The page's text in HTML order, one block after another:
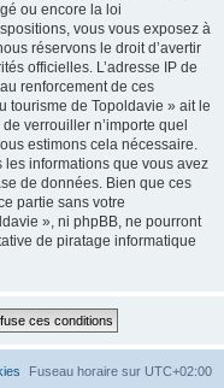
ou encore la loi
vous vous exposez à
réservons le droit d’avertir
officielles. L’adresse IP de
renforcement de ces
tourisme de Topoldavie » ait le
verrouiller n’importe quel
estimons cela nécessaire.
les informations que vous avez
de données. Bien que ces
partie sans votre
», ni phpBB, ne pourront
de piratage informatique
Fuseau horaire sur UTC+02:00